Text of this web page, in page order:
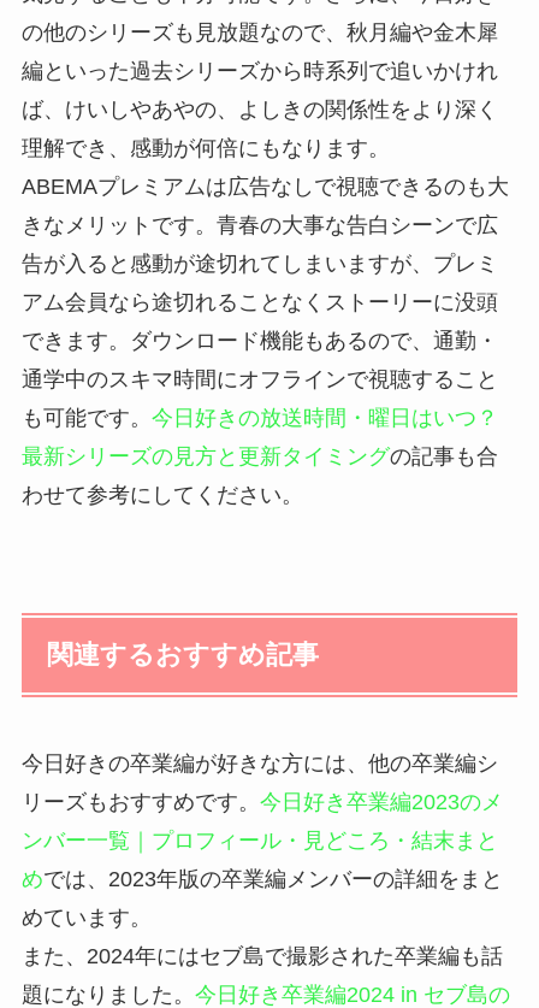
の他のシリーズも見放題なので、秋月編や金木犀
編といった過去シリーズから時系列で追いかけれ
ば、けいしやあやの、よしきの関係性をより深く
理解でき、感動が何倍にもなります。
ABEMAプレミアムは広告なしで視聴できるのも大
きなメリットです。青春の大事な告白シーンで広
告が入ると感動が途切れてしまいますが、プレミ
アム会員なら途切れることなくストーリーに没頭
できます。ダウンロード機能もあるので、通勤・
通学中のスキマ時間にオフラインで視聴すること
も可能です。 今日好きの放送時間・曜日はいつ？
最新シリーズの見方と更新タイミングの記事も合
わせて参考にしてください。
関連するおすすめ記事
今日好きの卒業編が好きな方には、他の卒業編シ
リーズもおすすめです。 今日好き卒業編2023のメ
ンバー一覧｜プロフィール・見どころ・結末まと
めでは、2023年版の卒業編メンバーの詳細をまと
めています。
また、2024年にはセブ島で撮影された卒業編も話
題になりました。 今日好き卒業編2024 in セブ島の